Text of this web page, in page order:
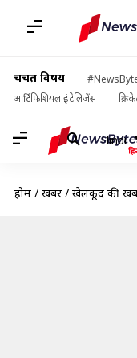
चर्चित विषय
आर्टिफिशियल इंटेलिजेंस
Hindi
होम / खबरें / खेलकूद की